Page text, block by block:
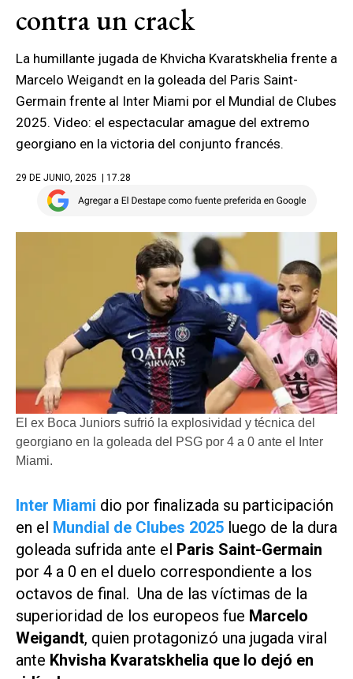
contra un crack
La humillante jugada de Khvicha Kvaratskhelia frente a
Marcelo Weigandt en la goleada del Paris Saint-
Germain frente al Inter Miami por el Mundial de Clubes
2025. Video: el espectacular amague del extremo
georgiano en la victoria del conjunto francés.
29 DE JUNIO, 2025 | 17.28
El ex Boca Juniors sufrió la explosividad y técnica del
georgiano en la goleada del PSG por 4 a 0 ante el Inter
Miami.
Inter Miami dio por finalizada su participación
en el Mundial de Clubes 2025 luego de la dura
goleada sufrida ante el Paris Saint-Germain
por 4 a 0 en el duelo correspondiente a los
octavos de final. Una de las víctimas de la
superioridad de los europeos fue Marcelo
Weigandt, quien protagonizó una jugada viral
ante Khvisha Kvaratskhelia que lo dejó en